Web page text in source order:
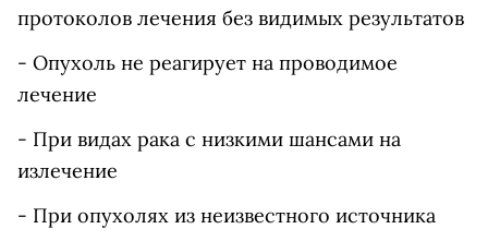
протоколов лечения без видимых результатов
- Опухоль не реагирует на проводимое
лечение
- При видах рака с низкими шансами на
излечение
- При опухолях из неизвестного источника